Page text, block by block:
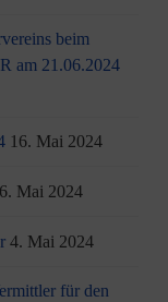
beim
am 21.06.2024
16. Mai 2024
6. Mai 2024
4. Mai 2024
für den